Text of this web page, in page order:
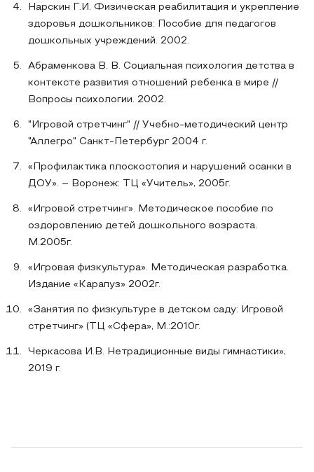
Нарскин Г.И. Физическая реабилитация и укрепление
здоровья дошкольников: Пособие для педагогов
дошкольных учреждений. 2002.
Абраменкова В. В. Социальная психология детства в
контексте развития отношений ребенка в мире //
Вопросы психологии. 2002.
"Игровой стретчинг" // Учебно-методический центр
"Аллегро" Санкт-Петербург 2004 г.
«Профилактика плоскостопия и нарушений осанки в
ДОУ». – Воронеж: ТЦ «Учитель», 2005г.
«Игровой стретчинг». Методическое пособие по
оздоровлению детей дошкольного возраста.
М.2005г.
«Игровая физкультура». Методическая разработка.
Издание «Карапуз» 2002г.
«Занятия по физкультуре в детском саду: Игровой
стретчинг» (ТЦ «Сфера», М.:2010г.
Черкасова И.В. Нетрадиционные виды гимнастики»,
2019 г.